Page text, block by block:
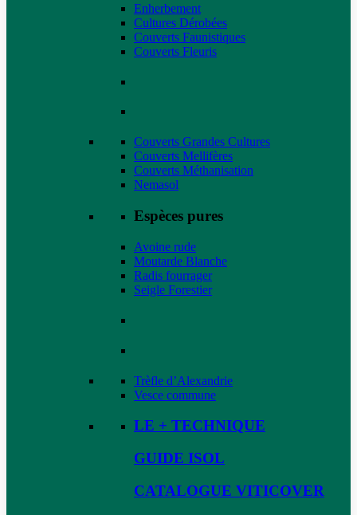
Enherbement
Cultures Dérobées
Couverts Faunistiques
Couverts Fleuris
Couverts Grandes Cultures
Couverts Mellifères
Couverts Méthanisation
Nemasol
Espèces pures
Avoine rude
Moutarde Blanche
Radis fourrager
Seigle Forestier
Trèfle d’Alexandrie
Vesce commune
LE + TECHNIQUE
GUIDE ISOL
CATALOGUE VITICOVER